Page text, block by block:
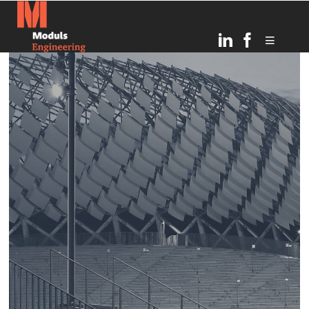
6JULY
2026
TOPOŠĀ OGRES
BĒRNUDĀRZA PAMATOS
IEMŪRĒTA KAPSULA AR
VĒSTĪJUMU NĀKAMAJĀM
PAAUDZĒM
21
MARCH
2025
RĪGAS INFRASTRUKTŪRAS
ATTĪSTĪBA UN DROŠĪBAS
UZLABOŠANA: MODULS
ENGINEERING